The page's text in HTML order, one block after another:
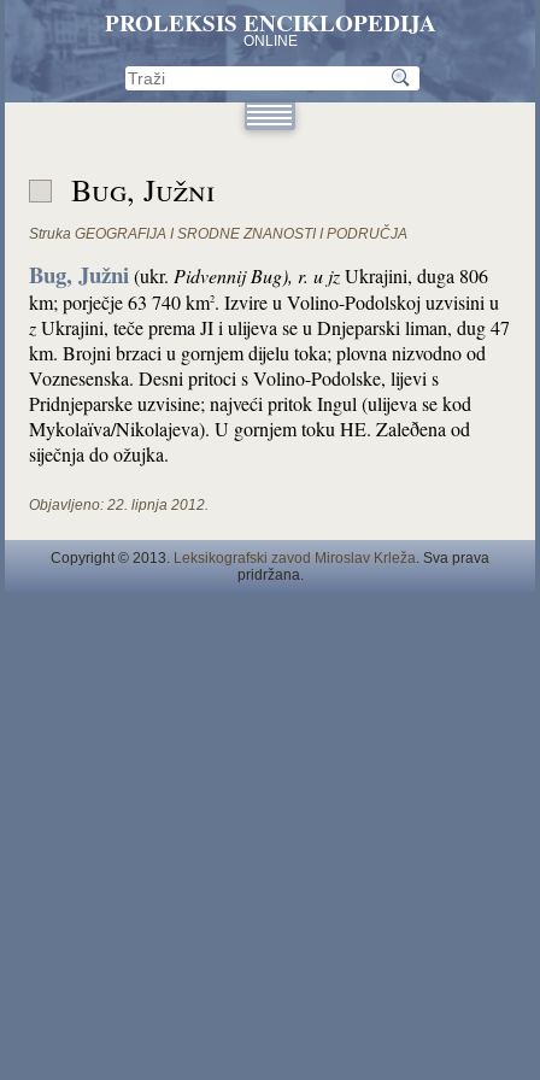
PROLEKSIS ENCIKLOPEDIJA
ONLINE
Bug, Južni
Struka GEOGRAFIJA I SRODNE ZNANOSTI I PODRUČJA
Bug, Južni(ukr. Pidvennij Bug), r. u jzUkrajini, duga 806
km; porječje 63 740 km2. Izvire u Volino-Podolskoj uzvisini u
zUkrajini, teče prema JI i ulijeva se u Dnjeparski liman, dug 47
km. Brojni brzaci u gornjem dijelu toka; plovna nizvodno od
Voznesenska. Desni pritoci s Volino-Podolske, lijevi s
Pridnjeparske uzvisine; najveći pritok Ingul (ulijeva se kod
Mykolaïva/Nikolajeva). U gornjem toku HE. Zaleðena od
siječnja do ožujka.
Objavljeno: 22. lipnja 2012.
Copyright © 2013. Leksikografski zavod Miroslav Krleža. Sva prava
pridržana.